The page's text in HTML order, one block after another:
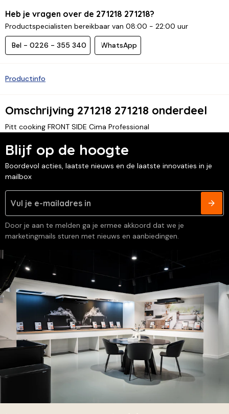
Heb je vragen over de 271218 271218?
Productspecialisten bereikbaar van 08:00 - 22:00 uur
Bel - 0226 - 355 340 WhatsApp
Productinfo
Omschrijving 271218 271218 onderdeel
Pitt cooking FRONT SIDE Cima Professional
Blijf op de hoogte
Boordevol acties, laatste nieuws en de laatste innovaties in je
mailbox
Door je aan te melden ga je ermee akkoord dat we je
marketingmails sturen met nieuws en aanbiedingen.